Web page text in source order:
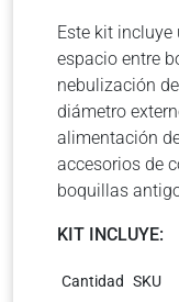
Este kit incluye
espacio entre
nebulización
diámetro
alimentación
accesorios de
boquillas
KIT INCLUYE:
Cantidad SKU